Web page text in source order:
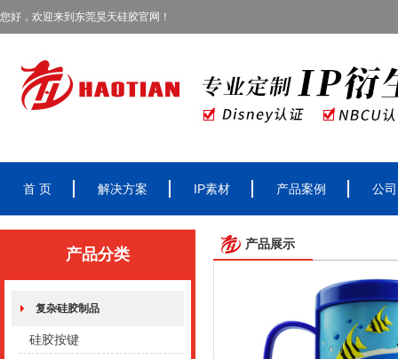
您好，欢迎来到东莞昊天硅胶官网！
首 页 解决方案 IP素材 产品案例 公
产品分类
复杂硅胶制品
硅胶按键
产品展示